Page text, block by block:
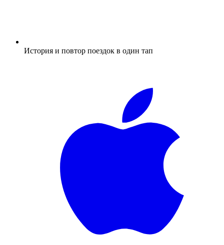
История и повтор поездок в один тап